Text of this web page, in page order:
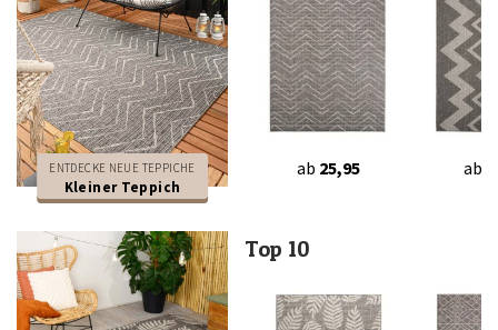
ENTDECKE NEUE TEPPICHE
Kleiner Teppich
ab 25,95 ab
Top 10